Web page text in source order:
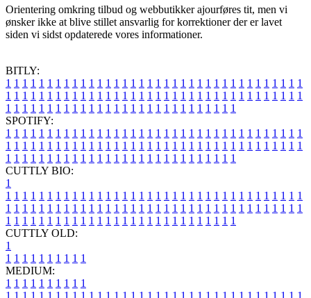
Orientering omkring tilbud og webbutikker ajourføres tit, men vi
ønsker ikke at blive stillet ansvarlig for korrektioner der er lavet
siden vi sidst opdaterede vores informationer.
BITLY:
1 1 1 1 1 1 1 1 1 1 1 1 1 1 1 1 1 1 1 1 1 1 1 1 1 1 1 1 1 1 1 1 1 1 1 1
1 1 1 1 1 1 1 1 1 1 1 1 1 1 1 1 1 1 1 1 1 1 1 1 1 1 1 1 1 1 1 1 1 1 1 1
1 1 1 1 1 1 1 1 1 1 1 1 1 1 1 1 1 1 1 1 1 1 1 1 1 1 1 1
SPOTIFY:
1 1 1 1 1 1 1 1 1 1 1 1 1 1 1 1 1 1 1 1 1 1 1 1 1 1 1 1 1 1 1 1 1 1 1 1
1 1 1 1 1 1 1 1 1 1 1 1 1 1 1 1 1 1 1 1 1 1 1 1 1 1 1 1 1 1 1 1 1 1 1 1
1 1 1 1 1 1 1 1 1 1 1 1 1 1 1 1 1 1 1 1 1 1 1 1 1 1 1 1
CUTTLY BIO:
1
1 1 1 1 1 1 1 1 1 1 1 1 1 1 1 1 1 1 1 1 1 1 1 1 1 1 1 1 1 1 1 1 1 1 1 1
1 1 1 1 1 1 1 1 1 1 1 1 1 1 1 1 1 1 1 1 1 1 1 1 1 1 1 1 1 1 1 1 1 1 1 1
1 1 1 1 1 1 1 1 1 1 1 1 1 1 1 1 1 1 1 1 1 1 1 1 1 1 1 1
CUTTLY OLD:
1
1 1 1 1 1 1 1 1 1 1
MEDIUM:
1 1 1 1 1 1 1 1 1 1
1 1 1 1 1 1 1 1 1 1 1 1 1 1 1 1 1 1 1 1 1 1 1 1 1 1 1 1 1 1 1 1 1 1 1 1